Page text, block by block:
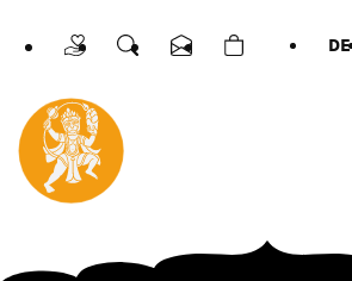
SpendenSucheKontaktWarenkorb
Sprachen DE